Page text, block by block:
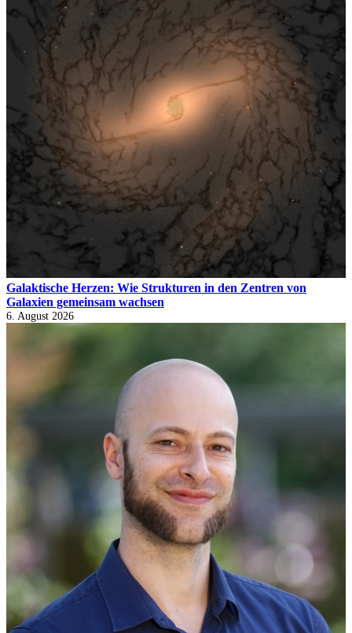
Galaktische Herzen: Wie Strukturen in den Zentren von
Galaxien gemeinsam wachsen
6. August 2026